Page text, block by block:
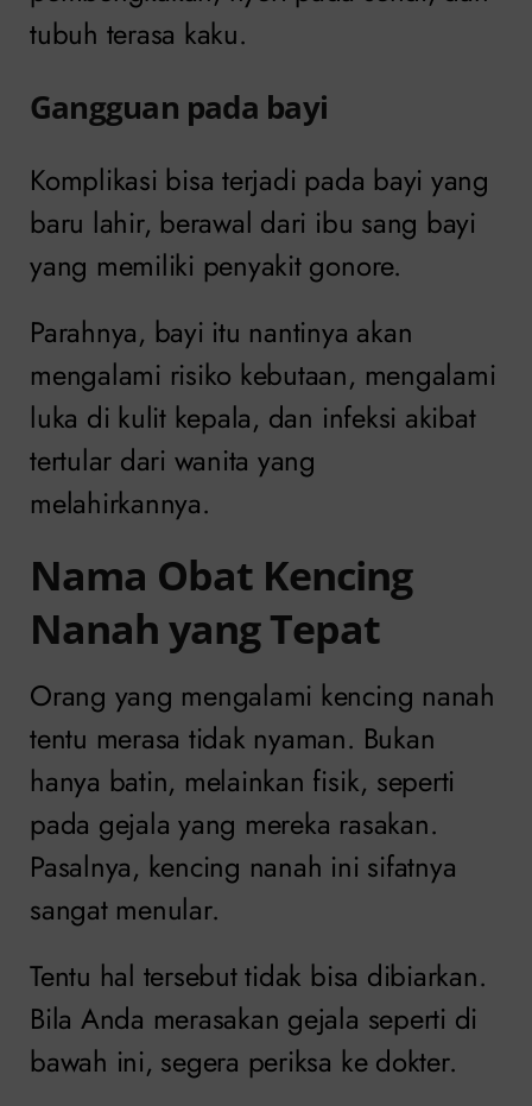
tubuh terasa kaku.
Gangguan pada bayi
Komplikasi bisa terjadi pada bayi yang
baru lahir, berawal dari ibu sang bayi
yang memiliki penyakit gonore.
Parahnya, bayi itu nantinya akan
mengalami risiko kebutaan, mengalami
luka di kulit kepala, dan infeksi akibat
tertular dari wanita yang
melahirkannya.
Nama Obat Kencing
Nanah yang Tepat
Orang yang mengalami kencing nanah
tentu merasa tidak nyaman. Bukan
hanya batin, melainkan fisik, seperti
pada gejala yang mereka rasakan.
Pasalnya, kencing nanah ini sifatnya
sangat menular.
Tentu hal tersebut tidak bisa dibiarkan.
Bila Anda merasakan gejala seperti di
bawah ini, segera periksa ke dokter.